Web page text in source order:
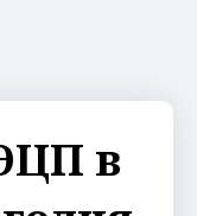
в